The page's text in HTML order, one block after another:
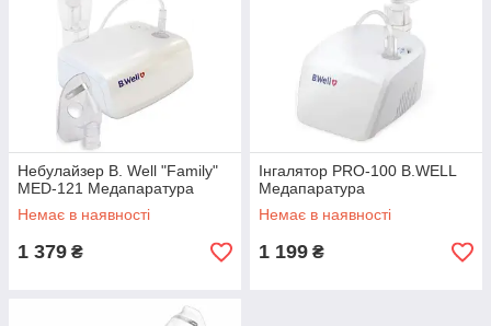
Небулайзер B. Well "Family"
MED-121 Медапаратура
Немає в наявності
1 379 ₴
Інгалятор PRO-100 B.WELL
Медапаратура
Немає в наявності
1 199 ₴